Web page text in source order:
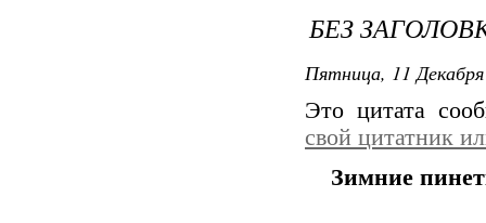
БЕЗ
Пятница, 11
Это цитата
свой цитатник
Зимние